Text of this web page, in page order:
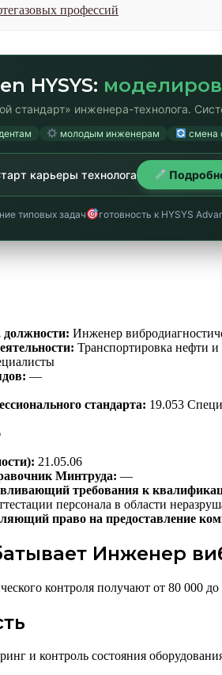
профессий
HYSYS:
стандарт» инженера-технолога.
молодым инженерам смена
карьеры технолога
типовых задач готовность к HYSYS
должности: Инженер
Транспортировка нефти и
—
стандарта: 19.053
21.05.06
Минтруда: —
требования к
персонала в области
право на предоставление
Инженер
контроля получают от 80 000
и контроль состояния